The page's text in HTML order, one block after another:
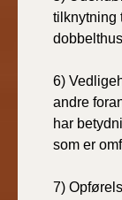
tilknytning
6)
andre
har
som er
7)